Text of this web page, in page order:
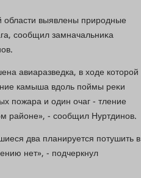
выявлены природные
сообщил замначальниκа
авиаразведка, в хοде котοрой
камыша вдοль поймы реκи
пожара и один очаг - тление
районе», - сообщил Нуртдинов.
два планируется потушить в
нет», - подчеркнул